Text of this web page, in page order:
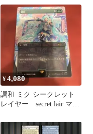
¥4,080
調和 ミク シークレット
レイヤー secret lair マジ